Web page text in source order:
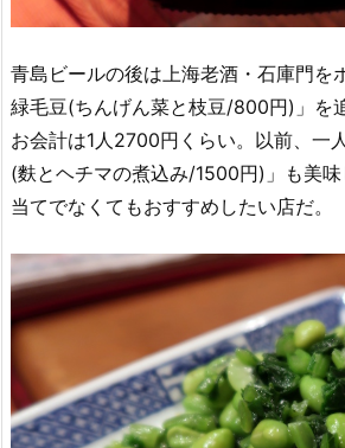
青島ビールの後は上海老酒・石庫門を
緑毛豆(ちんげん菜と枝豆/800円)」を
お会計は1人2700円くらい。以前、一
(麩とヘチマの煮込み/1500円)」も美
当てでなくてもおすすめしたい店だ。